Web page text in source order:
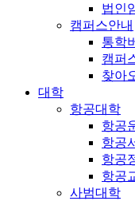
법인
캠퍼스안내
통학
캠퍼
찾아
대학
항공대학
항공
항공
항공
항공
사범대학